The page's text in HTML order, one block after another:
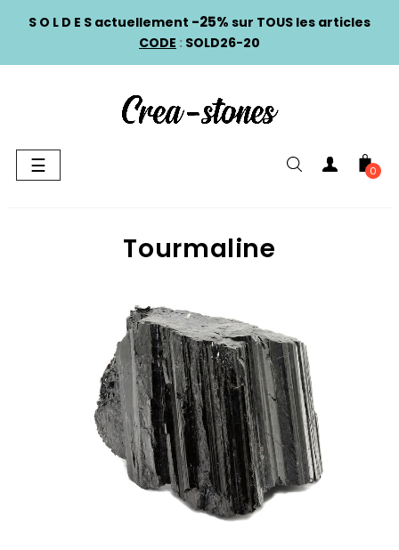
S O L D E S actuellement -25% sur TOUS les articles
CODE : SOLD26-20
Basculer
la
☰ 0
Tourmaline